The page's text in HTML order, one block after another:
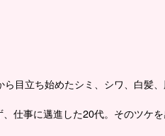
目立ち始めたシミ、シワ、白髪、
仕事に邁進した20代。そのツケ